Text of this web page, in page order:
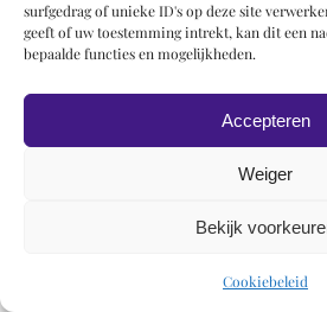
surfgedrag of unieke ID's op deze site
geeft of uw toestemming intrekt, kan dit een
bepaalde functies en mogelijkheden.
Accepteren
Weiger
Bekijk
Cookiebeleid